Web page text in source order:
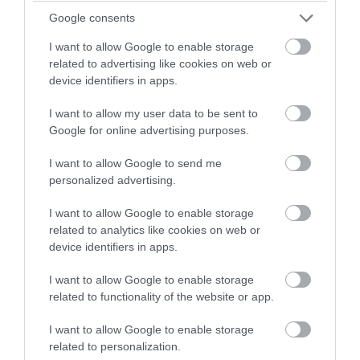
Google consents
I want to allow Google to enable storage
related to advertising like cookies on web or
device identifiers in apps.
I want to allow my user data to be sent to
Google for online advertising purposes.
I want to allow Google to send me
personalized advertising.
I want to allow Google to enable storage
related to analytics like cookies on web or
device identifiers in apps.
I want to allow Google to enable storage
related to functionality of the website or app.
I want to allow Google to enable storage
related to personalization.
εξειδίκευση στις Διεθνείς Σχέσεις και τη
Γεωπολιτική.
ΠΡΟΒΟΛΗ ΠΡΟΦΙΛ →
Διαβάστε όλες τις τελευταίεςΕιδήσεις
από την
Ελλάδα και τον Κόσμο
ΒΡΑΖΙΛΙΑ ΔΕΔΟΜΕΝΑ
ΔΕΙΤΕ ΠΡΩΤΟΙΟΛΑ ΤΑ ΝΕΑ ΤΟΥ PAGENEWS ΣΤΟ
GOOGLE NEWS
Σχετικά άρθρα: